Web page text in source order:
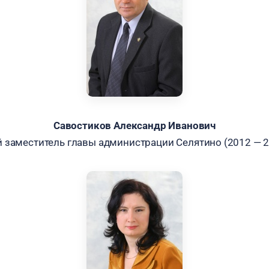
Савостиков Александр Иванович
заместитель главы администрации Селятино (2012 —